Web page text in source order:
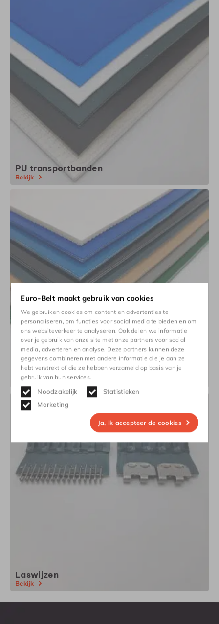
Euro-Belt maakt gebruik van cookies
We gebruiken cookies om content en advertenties te
personaliseren, om functies voor social media te bieden en om
ons websiteverkeer te analyseren. Ook delen we informatie
over je gebruik van onze site met onze partners voor social
media, adverteren en analyse. Deze partners kunnen deze
gegevens combineren met andere informatie die je aan ze
hebt verstrekt of die ze hebben verzameld op basis van je
gebruik van hun services.
Noodzakelijk
Statistieken
Marketing
Ja, ik accepteer de cookies
PU transportbanden
Bekijk
PVC transportbanden
Bekijk
Laswijzen
Bekijk